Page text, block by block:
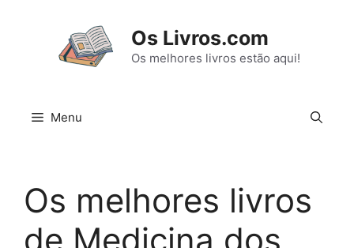
Os Livros.com
Os melhores livros estão aqui!
Menu
Os melhores livros
de Medicina dos